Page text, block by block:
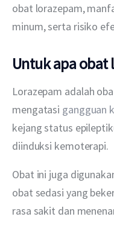
obat lorazepam,
minum, serta risiko
Untuk apa obat
Lorazepam adalah
mengatasi gangguan
kejang status
diinduksi kemoterapi.
Obat ini juga
obat sedasi yang
rasa sakit dan